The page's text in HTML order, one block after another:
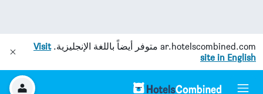
ar.hotelscombined.com متوفر أيضاً باللغة الإنجليزية.Visit
site in English